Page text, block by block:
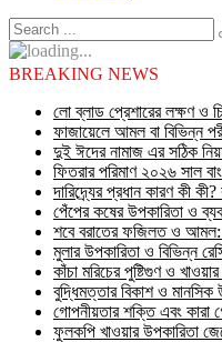
BREAKING NEWS
লো ব্লাড প্রেশারের লক্ষণ ও
ফাজায়েলে আমল বা বিভিন্ন
দুই ঈদের নামাজ এর সঠিক
ফিতরার পরিমাণ ২০২৬ সাল
দারিদ্র্যের প্রধান কারণ কী
পেঁপের কষের উপকারিতা ও
শবে বরাতের ফজিলত ও
মুলার উপকারিতা ও বিভিন্ন
কাঁচা মরিচের পুষ্টিগুণ ও
বুদ্ধিমত্তার বিকাশ ও মানসিক
গোপনীয়তার শক্তি এবং কারা
ফুলকপি খাওয়ার উপকারিতা